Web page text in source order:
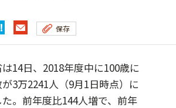
保存
14日、2018年度中に100歳に
3万2241人（9月1日時点）に
。前年度比144人増で、前年